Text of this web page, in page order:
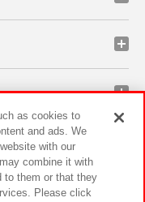
as cookies to
and ads. We
with our
combine it with
to them or that they
Please click